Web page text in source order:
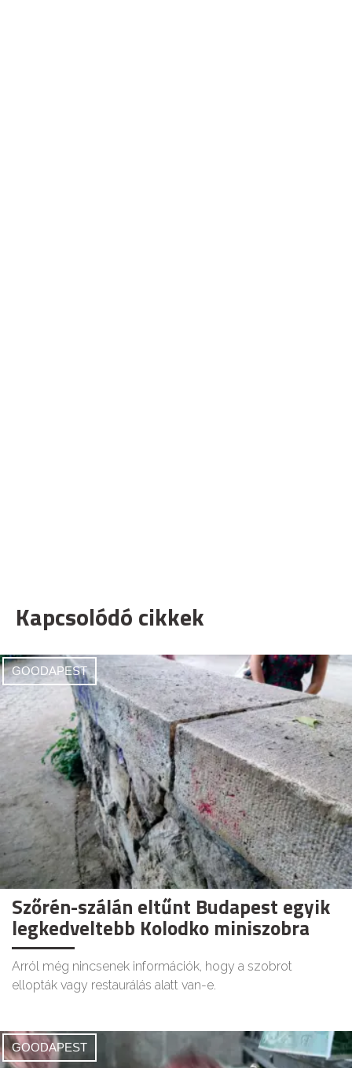
Kapcsolódó cikkek
GOODAPEST
Szőrén-szálán eltűnt Budapest egyik
legkedveltebb Kolodko miniszobra
Arról még nincsenek információk, hogy a szobrot
ellopták vagy restaurálás alatt van-e.
GOODAPEST